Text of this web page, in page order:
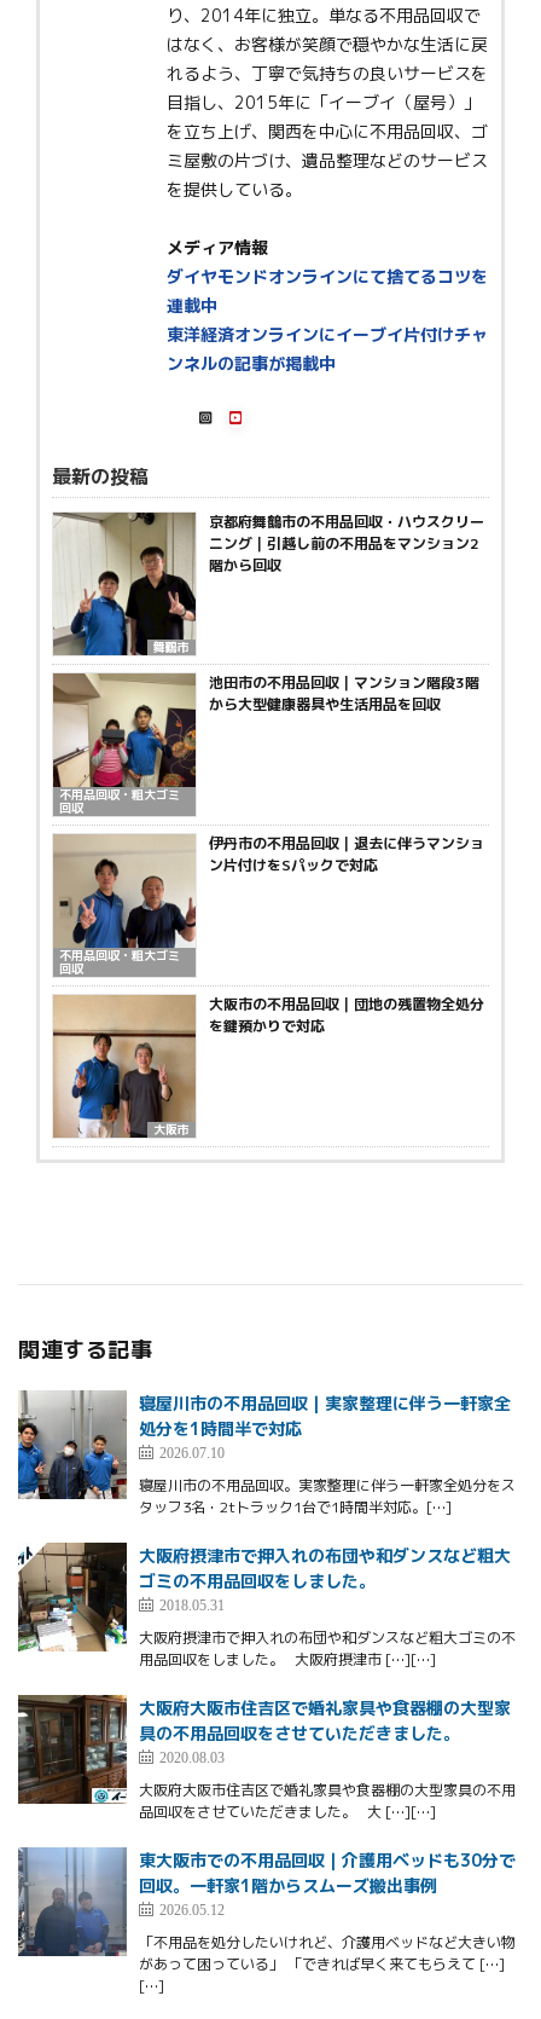
り、2014年に独立。単なる不用品回収で
はなく、お客様が笑顔で穏やかな生活に戻
れるよう、丁寧で気持ちの良いサービスを
目指し、2015年に「イーブイ（屋号）」
を立ち上げ、関西を中心に不用品回収、ゴ
ミ屋敷の片づけ、遺品整理などのサービス
を提供している。
メディア情報
ダイヤモンドオンラインにて捨てるコツを
連載中
東洋経済オンラインにイーブイ片付けチャ
ンネルの記事が掲載中
最新の投稿
舞鶴市
京都府舞鶴市の不用品回収・ハウスクリー
ニング｜引越し前の不用品をマンション2
階から回収
不用品回収・粗大ゴミ
回収
池田市の不用品回収｜マンション階段3階
から大型健康器具や生活用品を回収
不用品回収・粗大ゴミ
回収
伊丹市の不用品回収｜退去に伴うマンショ
ン片付けをSパックで対応
大阪市
大阪市の不用品回収｜団地の残置物全処分
を鍵預かりで対応
関連する記事
寝屋川市の不用品回収｜実家整理に伴う一軒家全
処分を1時間半で対応
2026.07.10
寝屋川市の不用品回収。実家整理に伴う一軒家全処分をス
タッフ3名・2tトラック1台で1時間半対応。[…]
大阪府摂津市で押入れの布団や和ダンスなど粗大
ゴミの不用品回収をしました。
2018.05.31
大阪府摂津市で押入れの布団や和ダンスなど粗大ゴミの不
用品回収をしました。 大阪府摂津市 […][…]
大阪府大阪市住吉区で婚礼家具や食器棚の大型家
具の不用品回収をさせていただきました。
2020.08.03
大阪府大阪市住吉区で婚礼家具や食器棚の大型家具の不用
品回収をさせていただきました。 大 […][…]
東大阪市での不用品回収｜介護用ベッドも30分で
回収。一軒家1階からスムーズ搬出事例
2026.05.12
「不用品を処分したいけれど、介護用ベッドなど大きい物
があって困っている」 「できれば早く来てもらえて […]
[…]